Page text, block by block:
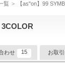
覧 【as"on】99
わせ 15 お取